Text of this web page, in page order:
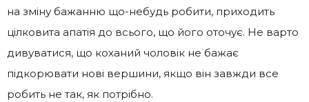
на зміну бажанню що-небудь робити, приходить
цілковита апатія до всього, що його оточує. Не варто
дивуватися, що коханий чоловік не бажає
підкорювати нові вершини, якщо він завжди все
робить не так, як потрібно.